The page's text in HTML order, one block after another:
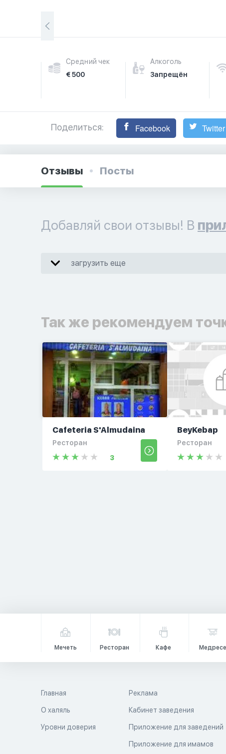
Средний чек
€ 500
Алкоголь
Запрещён
Поделиться: Facebook Twitter
Отзывы Посты
Добавляй свои отзывы! В
загрузить еще
Так же рекомендуем
Cafeteria S'Almudaina
Ресторан
3
BeyKebap
Ресторан
Мечеть Ресторан Кафе Медресе
Главная
О халяль
Уровни доверия
Реклама
Кабинет заведения
Приложение для заведений
Приложение для имамов